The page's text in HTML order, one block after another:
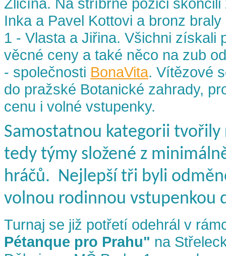
Inka a Pavel Kottovi a bronz
1 - Vlasta a Jiřina. Všichni získali
věcné ceny a také něco na zub
- společnosti BonaVita. Vítězové
do pražské Botanické zahrady,
cenu i volné vstupenky.
Samostatnou kategorii
tedy týmy složené z
hráčů. Nejlepší tři byli
volnou rodinnou vstupenkou
Turnaj se již potřetí odehrál v
Pétanque pro Prahu" na